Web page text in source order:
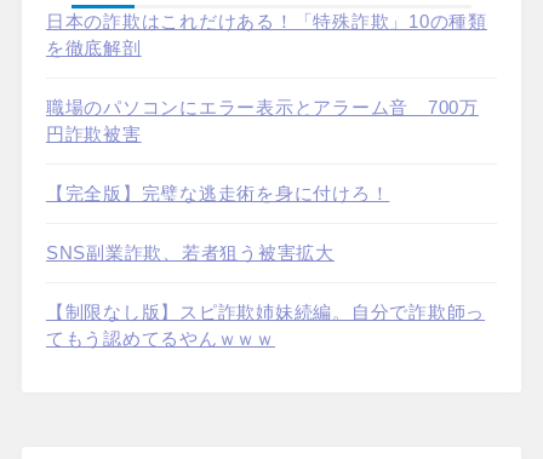
日本の詐欺はこれだけある！「特殊詐欺」10の種類
を徹底解剖
職場のパソコンにエラー表示とアラーム音 700万
円詐欺被害
【完全版】完璧な逃走術を身に付けろ！
SNS副業詐欺、若者狙う被害拡大
【制限なし版】スピ詐欺姉妹続編。自分で詐欺師っ
てもう認めてるやんｗｗｗ